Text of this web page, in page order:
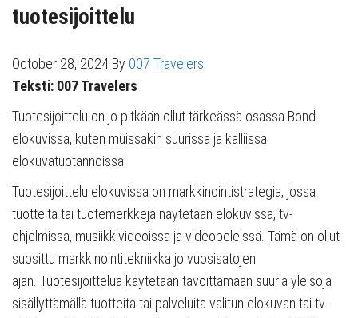
tuotesijoittelu
October 28, 2024 By 007 Travelers
Teksti: 007 Travelers
Tuotesijoittelu on jo pitkään ollut tärkeässä osassa Bond-
elokuvissa, kuten muissakin suurissa ja kalliissa
elokuvatuotannoissa.
Tuotesijoittelu elokuvissa on markkinointistrategia, jossa
tuotteita tai tuotemerkkejä näytetään elokuvissa, tv-
ohjelmissa, musiikkivideoissa ja videopeleissä. Tämä on ollut
suosittu markkinointitekniikka jo vuosisatojen
ajan. Tuotesijoittelua käytetään tavoittamaan suuria yleisöjä
sisällyttämällä tuotteita tai palveluita valitun elokuvan tai tv-